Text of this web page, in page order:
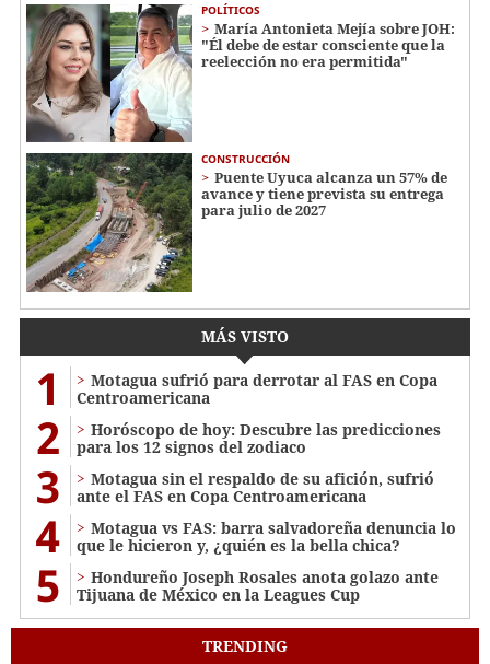
POLÍTICOS
María Antonieta Mejía sobre JOH:
"Él debe de estar consciente que la
reelección no era permitida"
CONSTRUCCIÓN
Puente Uyuca alcanza un 57% de
avance y tiene prevista su entrega
para julio de 2027
MÁS VISTO
1
Motagua sufrió para derrotar al FAS en Copa
Centroamericana
2
Horóscopo de hoy: Descubre las predicciones
para los 12 signos del zodiaco
3
Motagua sin el respaldo de su afición, sufrió
ante el FAS en Copa Centroamericana
4
Motagua vs FAS: barra salvadoreña denuncia lo
que le hicieron y, ¿quién es la bella chica?
5
Hondureño Joseph Rosales anota golazo ante
Tijuana de México en la Leagues Cup
TRENDING